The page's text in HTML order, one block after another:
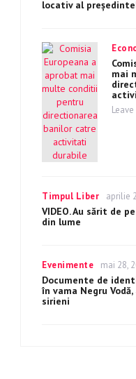
locativ al
mai
Categories
Timpul Liber
Posted
on
aprilie
VIDEO. Au sărit de
din lume
Categories
Evenimente
Posted
on
mai 28,
Documente de
în vama Negru
sirieni